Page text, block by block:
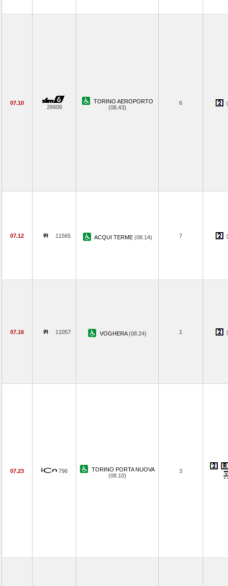
07.10
26606
TORINO AEROPORTO
(08.43)
6
07.12 11565 ACQUI TERME (08.14) 7
07.16 11057 VOGHERA(08.24) 1
07.23 796
TORINO PORTA NUOVA
(08.10)
3